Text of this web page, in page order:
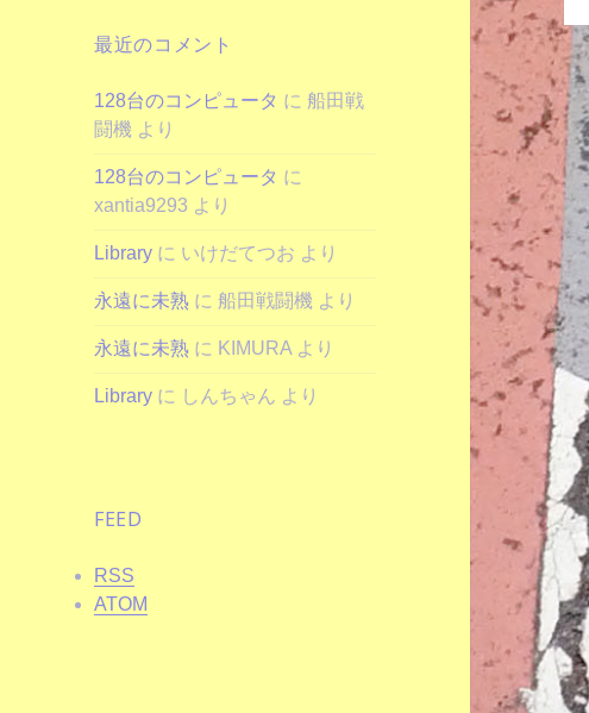
最近のコメント
128台のコンピュータ に船田戦
闘機 より
128台のコンピュータ に
xantia9293 より
Library に いけだてつお より
永遠に未熟 に船田戦闘機 より
永遠に未熟 に KIMURA より
Library に しんちゃん より
FEED
RSS
ATOM